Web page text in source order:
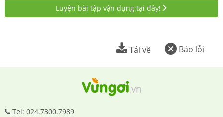
Luyện bài tập vận dụng tại đây!
Báo lỗi
Tải về
Tel: 024.7300.7989